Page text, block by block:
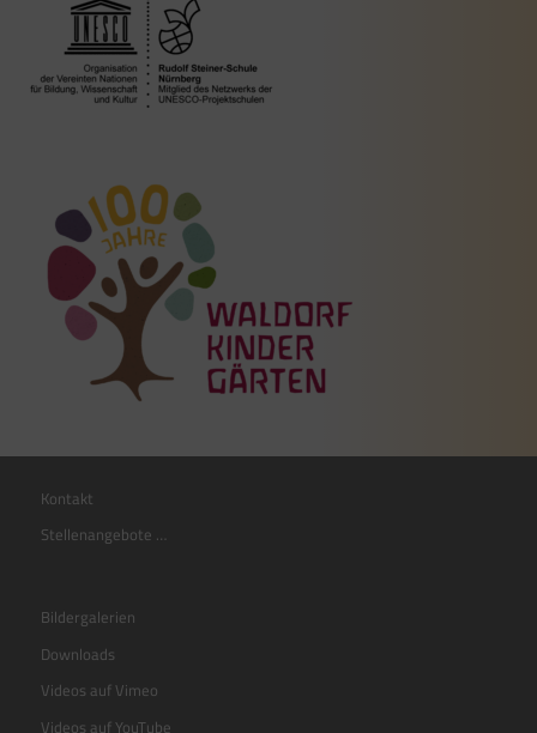
Kontakt
Stellenangebote …
Bildergalerien
Downloads
Videos auf Vimeo
Videos auf YouTube